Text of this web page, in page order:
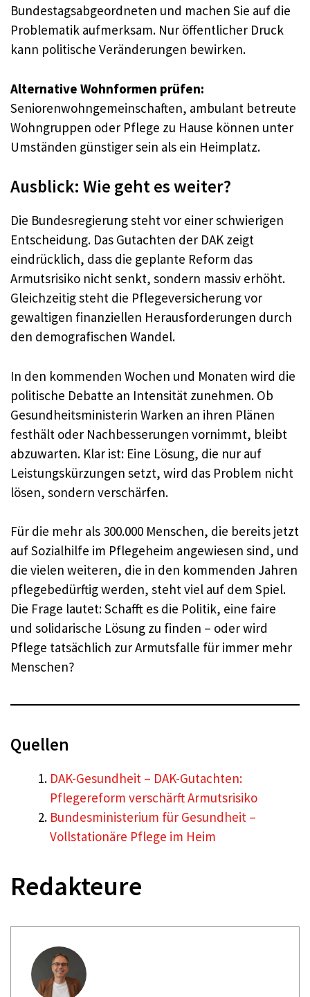
Bundestagsabgeordneten und machen Sie auf die
Problematik aufmerksam. Nur öffentlicher Druck
kann politische Veränderungen bewirken.
Alternative Wohnformen prüfen:
Seniorenwohngemeinschaften, ambulant betreute
Wohngruppen oder Pflege zu Hause können unter
Umständen günstiger sein als ein Heimplatz.
Ausblick: Wie geht es weiter?
Die Bundesregierung steht vor einer schwierigen
Entscheidung. Das Gutachten der DAK zeigt
eindrücklich, dass die geplante Reform das
Armutsrisiko nicht senkt, sondern massiv erhöht.
Gleichzeitig steht die Pflegeversicherung vor
gewaltigen finanziellen Herausforderungen durch
den demografischen Wandel.
In den kommenden Wochen und Monaten wird die
politische Debatte an Intensität zunehmen. Ob
Gesundheitsministerin Warken an ihren Plänen
festhält oder Nachbesserungen vornimmt, bleibt
abzuwarten. Klar ist: Eine Lösung, die nur auf
Leistungskürzungen setzt, wird das Problem nicht
lösen, sondern verschärfen.
Für die mehr als 300.000 Menschen, die bereits jetzt
auf Sozialhilfe im Pflegeheim angewiesen sind, und
die vielen weiteren, die in den kommenden Jahren
pflegebedürftig werden, steht viel auf dem Spiel.
Die Frage lautet: Schafft es die Politik, eine faire
und solidarische Lösung zu finden – oder wird
Pflege tatsächlich zur Armutsfalle für immer mehr
Menschen?
Quellen
DAK-Gesundheit – DAK-Gutachten:
Pflegereform verschärft Armutsrisiko
Bundesministerium für Gesundheit –
Vollstationäre Pflege im Heim
Redakteure